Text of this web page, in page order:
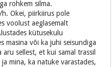
rohkem silma.
Okei, piirkiirus pole
voolust aeglasemalt
kütusekulu
masina või ka juhi seisundiga
sellest, et kui samal trassil
mina, ka natuke varastades,